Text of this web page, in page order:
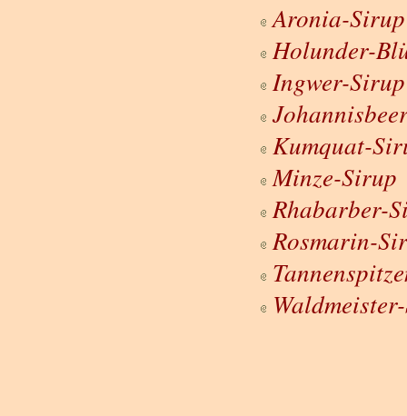
Aronia-Sirup
Holunder-
Ingwer-Sirup
Kumquat-
Minze-Sirup
Rhabarber-
Rosmarin-